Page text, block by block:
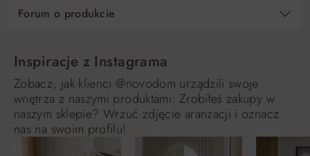
Forum o produkcie
Inspiracje z Instagrama
Zobacz, jak klienci @novodom urządzili swoje
wnętrza z naszymi produktami. Zrobiłeś zakupy w
naszym sklepie? Wrzuć zdjęcie aranżacji i oznacz
nas na swoim profilu!